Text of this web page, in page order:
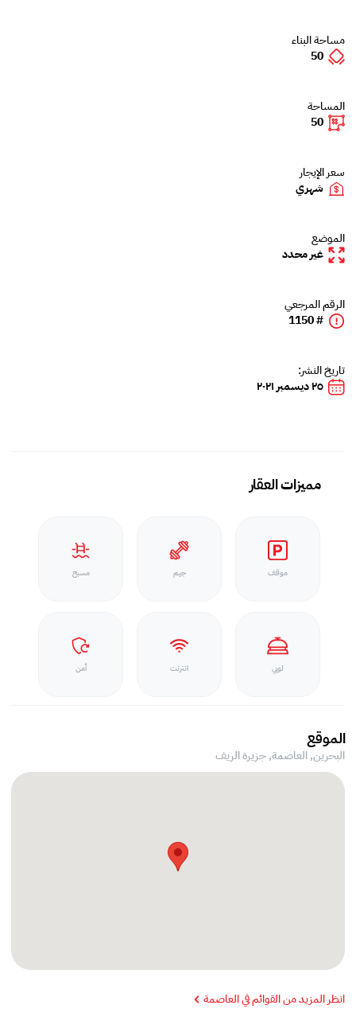
مساحة البناء
50
المساحة
50
سعر الإيجار
شهري
الموضع
غير محدد
الرقم المرجعي
# 1150
تاريخ النشر:
٢٥ ديسمبر ٢٠٢١
مميزات العقار
موقف جيم مسبح
لوبي انترنت أمن
الموقع
البحرين, العاصمة,جزيرة الريف
انظر المزيد من القوائم في العاصمة